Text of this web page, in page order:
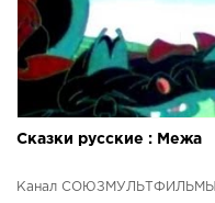
Сказки русские : Межа
Канал СОЮЗМУЛЬТФИЛЬМЫ